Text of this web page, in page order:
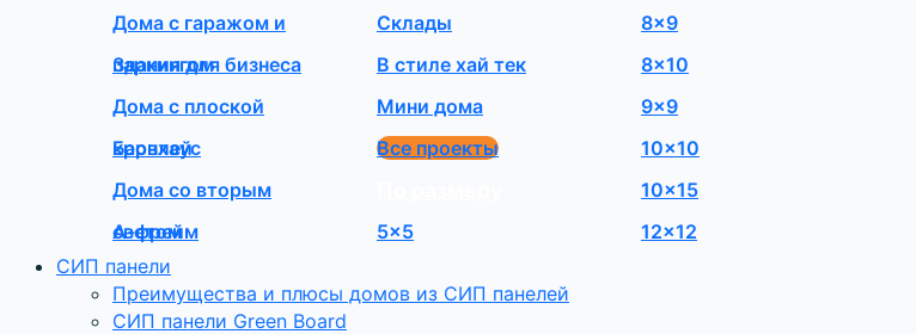
Дома с гаражом и
паркингом
Здания для бизнеса
Дома с плоской
кровлей
Барнхаус
Дома со вторым
светом
А-фрейм
Склады
В стиле хай тек
Мини дома
Все проекты
5×5
8×9
8×10
9×9
10×10
10×15
12×12
СИП панели
Преимущества и плюсы домов из СИП панелей
СИП панели Green Board